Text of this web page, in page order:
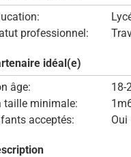
professionnel:
idéal(e)
âge:
18-
taille minimale:
acceptés:
Oui